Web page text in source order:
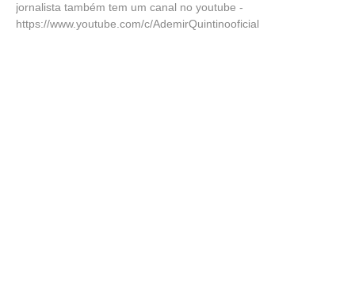
jornalista também tem um canal no youtube -
https://www.youtube.com/c/AdemirQuintinooficial